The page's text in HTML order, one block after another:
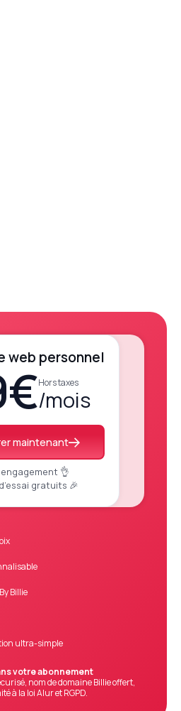
web personnel
Hors taxes
/mois
maintenant
👌
gratuits 🎉
Billie
ultra-simple
votre abonnement
nom de domaine Billie offert,
à la loi Alur et RGPD.